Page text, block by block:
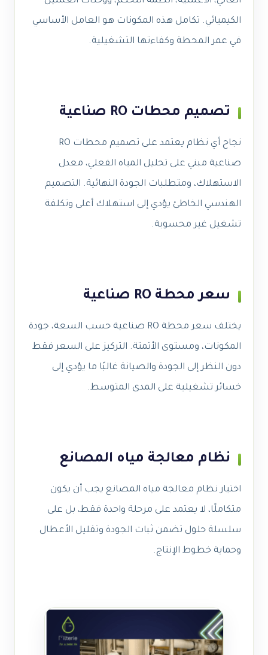
الكيميائي. تكامل هذه المكونات هو العامل الأساسي
في عمر المحطة وكفاءتها التشغيلية.
تصميم محطات RO صناعية
نجاح أي نظام يعتمد على تصميم محطات RO
صناعية مبني على تحليل المياه الفعلي، معدل
الاستهلاك، ومتطلبات الجودة النهائية. التصميم
الهندسي الخاطئ يؤدي إلى استهلاك أعلى وتكلفة
تشغيل غير محسوبة.
سعر محطة RO صناعية
يختلف سعر محطة RO صناعية حسب السعة، جودة
المكونات، ومستوى الأتمتة. التركيز على السعر فقط
دون النظر إلى الجودة والصيانة غالبًا ما يؤدي إلى
خسائر تشغيلية على المدى المتوسط.
نظام معالجة مياه المصانع
اختيار نظام معالجة مياه المصانع يجب أن يكون
متكاملًا، لا يعتمد على مرحلة واحدة فقط، بل على
سلسلة حلول تضمن ثبات الجودة وتقليل الأعطال
وحماية خطوط الإنتاج.